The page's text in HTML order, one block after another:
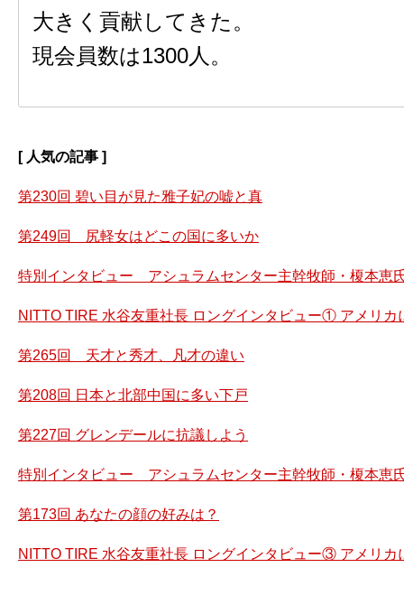
大きく貢献してきた。
現会員数は1300人。
[ 人気の記事 ]
第230回 碧い目が見た雅子妃の嘘と真
第249回 尻軽女はどこの国に多いか
特別インタビュー アシュラムセンター主幹牧師・榎本恵
NITTO TIRE 水谷友重社長 ロングインタビュー① アメリカ
第265回 天才と秀才、凡才の違い
第208回 日本と北部中国に多い下戸
第227回 グレンデールに抗議しよう
特別インタビュー アシュラムセンター主幹牧師・榎本恵
第173回 あなたの顔の好みは？
NITTO TIRE 水谷友重社長 ロングインタビュー③ アメリカ